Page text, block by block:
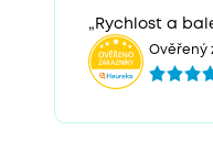
„Rychlost a
Ověřený